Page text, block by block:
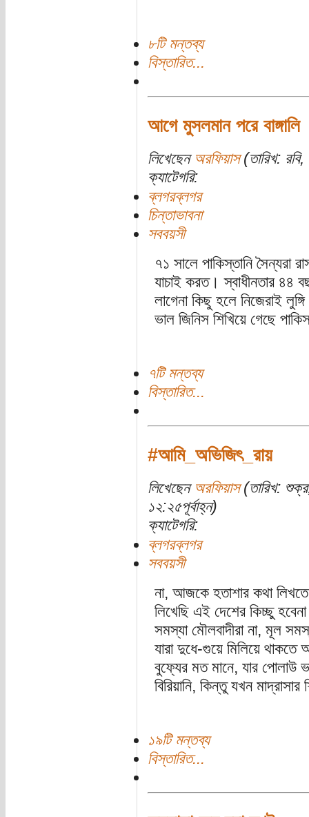
৮টি মন্তব্য
বিস্তারিত...
আগে মুসলমান পরে বাঙ্গালি
লিখেছেন অরফিয়াস(তারিখ:
ক্যাটেগরি:
ব্লগরব্লগর
চিন্তাভাবনা
সববয়সী
৭১ সালে পাকিস্তানি সৈন্যরা
যাচাই করত। স্বাধীনতার ৪৪
লাগেনা কিছু হলে নিজেরাই
ভাল জিনিস শিখিয়ে গেছে
৭টি মন্তব্য
বিস্তারিত...
#আমি_অভিজিৎ_রায়
লিখেছেন অরফিয়াস(তারিখ:
১২:২৫পূর্বাহ্ন)
ক্যাটেগরি:
ব্লগরব্লগর
সববয়সী
না, আজকে হতাশার কথা
লিখেছি এই দেশের কিচ্ছু
সমস্যা মৌলবাদীরা না, মূল
যারা দুধে-গুয়ে মিলিয়ে থাকতে
বুফ্যের মত মানে, যার পোলাউ
বিরিয়ানি, কিন্তু যখন মাদ্রাসার
১৯টি মন্তব্য
বিস্তারিত...